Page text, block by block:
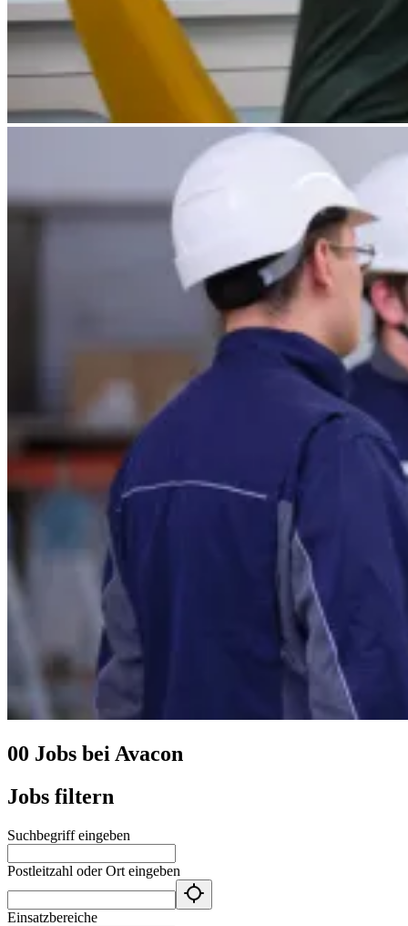
00 Jobs bei Avacon
Jobs filtern
Suchbegriff eingeben
Postleitzahl oder Ort eingeben
Einsatzbereiche